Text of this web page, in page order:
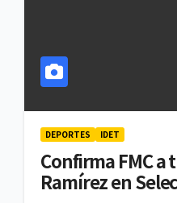
DEPORTES IDET
Confirma FMC a
Ramírez en